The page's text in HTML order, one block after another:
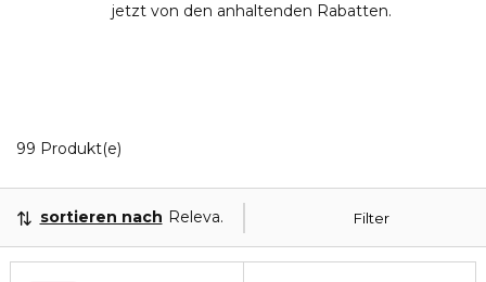
jetzt von den anhaltenden Rabatten.
99 Produkt(e)
Filter
sortieren nach Relevanz